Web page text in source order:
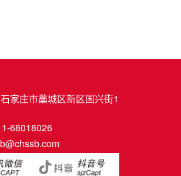
家庄市藁城区新区国兴街1
68018026